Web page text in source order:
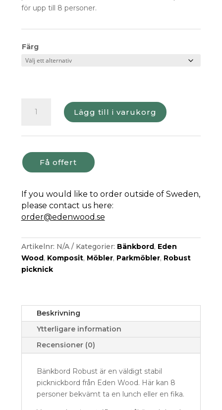
för upp till 8 personer.
Färg
Eden
Robust
rygg
komposit,
cm
mängd
Lägg till i varukorg
Få offert
If you would like to order outside of Sweden,
please contact us here:
order@edenwood.se
Artikelnr: N/A Kategorier: Bänkbord, Eden
Wood, Komposit, Möbler, Parkmöbler, Robust
picknick
Beskrivning
Ytterligare information
Recensioner (0)
Bänkbord Robust är en väldigt stabil
picknickbord från Eden Wood. Här kan 8
personer bekvämt ta en lunch eller en fika.